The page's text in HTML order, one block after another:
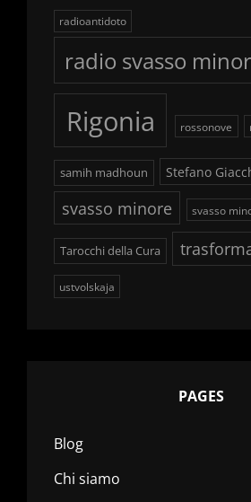
radioantidoto
radio svasso
Rigonia rossonove
samih madhoun Stefano
svasso minore svasso
Tarocchi della Cura
ustvolskaja
PAGES
Blog
Chi siamo